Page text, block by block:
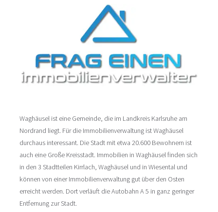
Waghäusel ist eine Gemeinde, die im Landkreis Karlsruhe am
Nordrand liegt. Für die Immobilienverwaltung ist Waghäusel
durchaus interessant. Die Stadt mit etwa 20.600 Bewohnern ist
auch eine Große Kreisstadt. Immobilien in Waghäusel finden sich
in den 3 Stadtteilen Kirrlach, Waghäusel und in Wiesental und
können von einer Immobilienverwaltung gut über den Osten
erreicht werden. Dort verläuft die Autobahn A 5 in ganz geringer
Entfernung zur Stadt.